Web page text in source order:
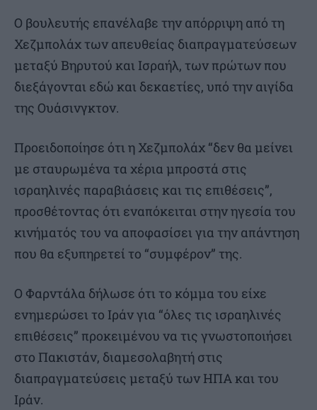
Ο βουλευτής επανέλαβε την απόρριψη από τη
Χεζμπολάχ των απευθείας διαπραγματεύσεων
μεταξύ Βηρυτού και Ισραήλ, των πρώτων που
διεξάγονται εδώ και δεκαετίες, υπό την αιγίδα
της Ουάσινγκτον.
Προειδοποίησε ότι η Χεζμπολάχ “δεν θα μείνει
με σταυρωμένα τα χέρια μπροστά στις
ισραηλινές παραβιάσεις και τις επιθέσεις”,
προσθέτοντας ότι εναπόκειται στην ηγεσία του
κινήματός του να αποφασίσει για την απάντηση
που θα εξυπηρετεί το “συμφέρον” της.
Ο Φαρντάλα δήλωσε ότι το κόμμα του είχε
ενημερώσει το Ιράν για “όλες τις ισραηλινές
επιθέσεις” προκειμένου να τις γνωστοποιήσει
στο Πακιστάν, διαμεσολαβητή στις
διαπραγματεύσεις μεταξύ των ΗΠΑ και του
Ιράν.